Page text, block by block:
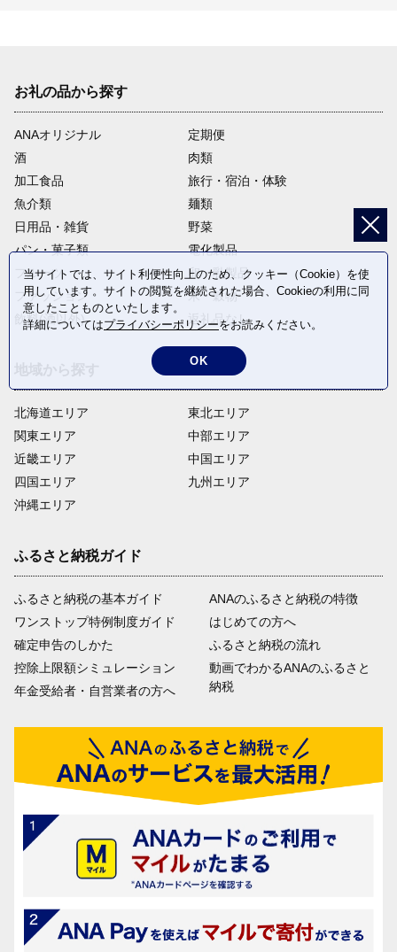
お礼の品から探す
ANAオリジナル
定期便
酒
肉類
加工食品
旅行・宿泊・体験
魚介類
麺類
日用品・雑貨
野菜
パン・菓子類
電化製品
フルーツ
卵・乳製品
ファッション
米・穀物
飲料(酒以外)
返礼品なし
北海道エリア
関東エリア
近畿エリア
四国エリア
沖縄エリア
東北エリア
中部エリア
中国エリア
九州エリア
ふるさと納税ガイド
ふるさと納税の基本ガイド
ワンストップ特例制度ガイド
確定申告のしかた
控除上限額シミュレーション
年金受給者・自営業者の方へ
ANAのふるさと納税の特徴
はじめての方へ
ふるさと納税の流れ
動画でわかるANAのふるさと
納税
当サイトでは、サイト利便性向上のため、クッキー（Cookie）を使
用しています。サイトの閲覧を継続された場合、Cookieの利用に同
意したことものといたします。
詳細についてはプライバシーポリシーをお読みください。
OK